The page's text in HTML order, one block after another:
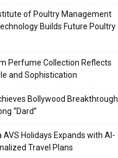
of Poultry Management
Builds Future Poultry
Perfume Collection Reflects
and Sophistication
Bollywood Breakthrough
“Dard”
Holidays Expands with AI-
Travel Plans